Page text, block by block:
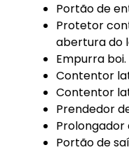
Portão de
Protetor
abertura do
Empurra boi.
Contentor
Contentor
Prendedor
Prolongador
Portão de